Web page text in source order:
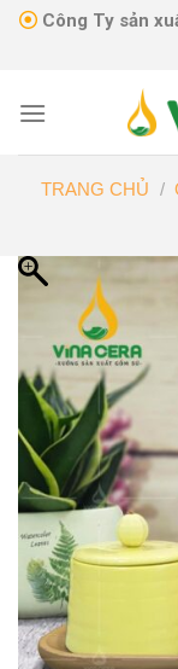
Skip Công Ty sản
TRANG CHỦ /